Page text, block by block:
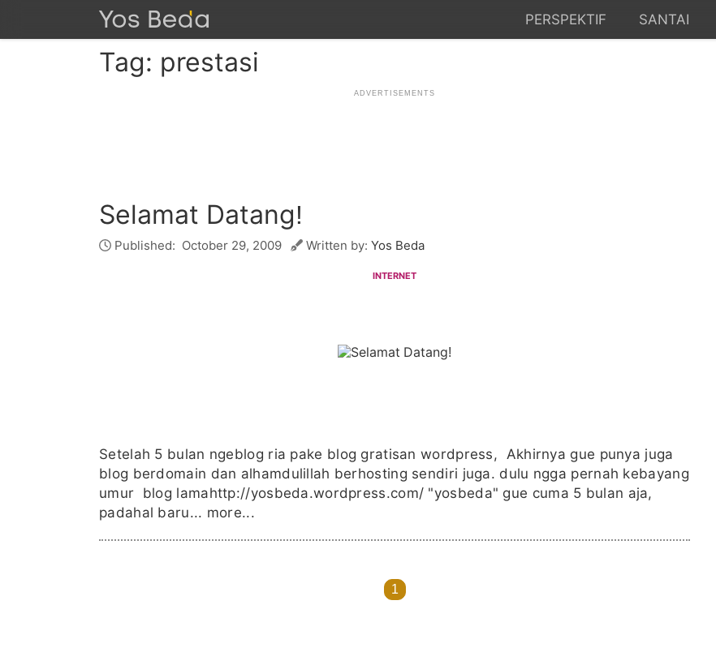
PERSPEKTIF SANTAI
Tag: prestasi
Selamat Datang!
Published: October 29, 2009 Written by: Yos Beda
INTERNET
Setelah 5 bulan ngeblog ria pake blog gratisan wordpress, Akhirnya gue punya juga
blog berdomain dan alhamdulillah berhosting sendiri juga. dulu ngga pernah kebayang
umur blog lamahttp://yosbeda.wordpress.com/ "yosbeda" gue cuma 5 bulan aja,
padahal baru... more...
1